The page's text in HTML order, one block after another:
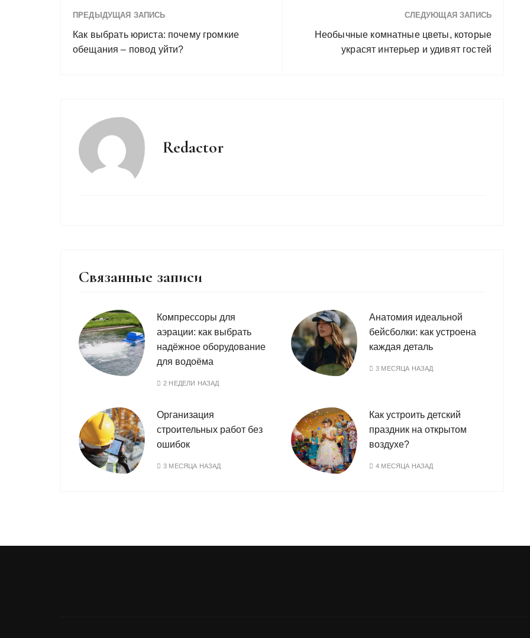
ПРЕДЫДУЩАЯ ЗАПИСЬ
Как выбрать юриста: почему громкие
обещания – повод уйти?
СЛЕДУЮЩАЯ ЗАПИСЬ
Необычные комнатные цветы, которые
украсят интерьер и удивят гостей
Redactor
Связанные записи
Компрессоры для
аэрации: как выбрать
надёжное оборудование
для водоёма
2 НЕДЕЛИ НАЗАД
Анатомия идеальной
бейсболки: как устроена
каждая деталь
3 МЕСЯЦА НАЗАД
Организация
строительных работ без
ошибок
3 МЕСЯЦА НАЗАД
Как устроить детский
праздник на открытом
воздухе?
4 МЕСЯЦА НАЗАД